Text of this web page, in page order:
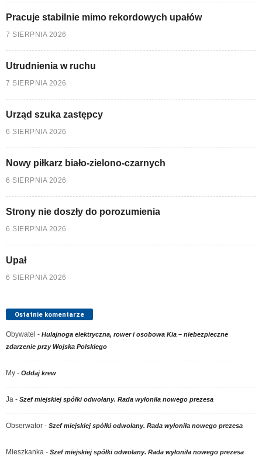
Pracuje stabilnie mimo rekordowych upałów
7 SIERPNIA 2026
Utrudnienia w ruchu
7 SIERPNIA 2026
Urząd szuka zastępcy
6 SIERPNIA 2026
Nowy piłkarz biało-zielono-czarnych
6 SIERPNIA 2026
Strony nie doszły do porozumienia
6 SIERPNIA 2026
Upał
6 SIERPNIA 2026
Ostatnie komentarze
Obywatel - Hulajnoga elektryczna, rower i osobowa Kia – niebezpieczne
zdarzenie przy Wojska Polskiego
My - Oddaj krew
Ja - Szef miejskiej spółki odwołany. Rada wyłoniła nowego prezesa
Obserwator - Szef miejskiej spółki odwołany. Rada wyłoniła nowego prezesa
Mieszkanka - Szef miejskiej spółki odwołany. Rada wyłoniła nowego prezesa